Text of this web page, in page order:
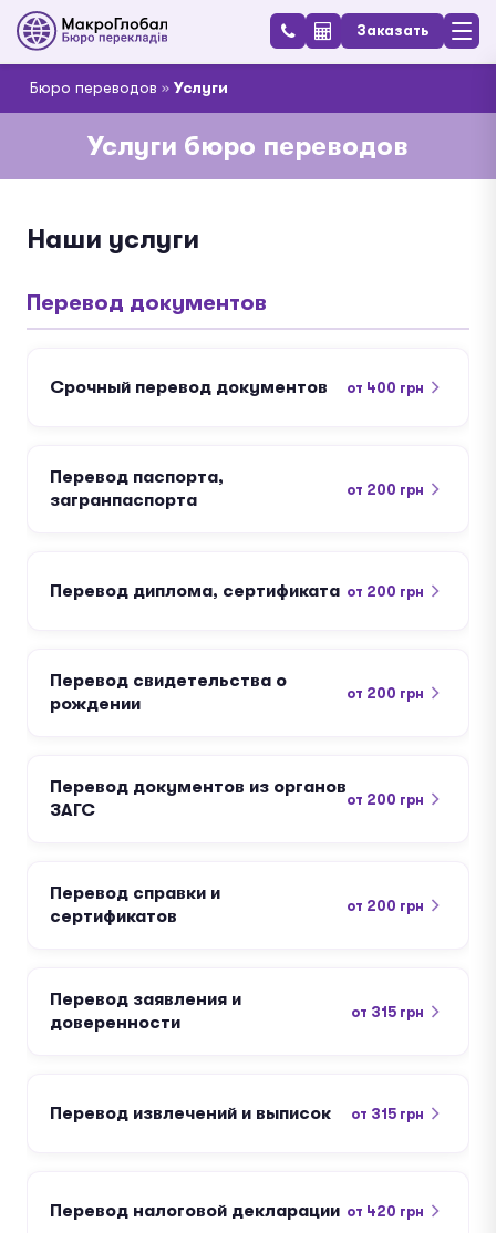
Заказать
Бюро переводов » Услуги
Услуги бюро переводов
Наши услуги
Перевод документов
Срочный перевод документов от 400 грн
Перевод паспорта,
загранпаспорта
от 200 грн
Перевод диплома, сертификата от 200 грн
Перевод свидетельства о
рождении
от 200 грн
Перевод документов из органов
ЗАГС
от 200 грн
Перевод справки и
сертификатов
от 200 грн
Перевод заявления и
доверенности
от 315 грн
Перевод извлечений и выписок от 315 грн
Перевод налоговой декларации от 420 грн